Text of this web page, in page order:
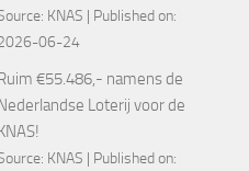
KNAS
Published on:
06-24
€55.486,- namens de
Loterij voor de
KNAS
Published on: